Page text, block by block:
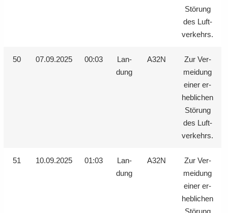
Stö­rung
des Luft­
ver­kehrs.
50 07.09.2025 00:03
Lan­
dung
A32N
Zur Ver­
mei­dung
einer er­
heb­li­chen
Stö­rung
des Luft­
ver­kehrs.
51 10.09.2025 01:03
Lan­
dung
A32N
Zur Ver­
mei­dung
einer er­
heb­li­chen